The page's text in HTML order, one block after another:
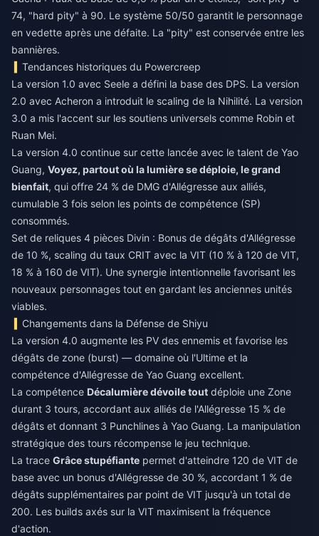
74, "hard pity" à 90. Le système 50/50 garantit le personnage
en vedette après une défaite. La "pity" est conservée entre les
bannières.
Tendances historiques du Powercreep
La version 1.0 avec Seele a défini la base des DPS. La version
2.0 avec Acheron a introduit le scaling de la Nihilité. La version
3.0 a mis l'accent sur les soutiens universels comme Robin et
Ruan Mei.
La version 4.0 continue sur cette lancée avec le talent de Yao
Guang, Voyez, partout où la lumière se déploie, le grand
bienfait, qui offre 24 % de DMG d'Allégresse aux alliés,
cumulable 3 fois selon les points de compétence (SP)
consommés.
Set de reliques 4 pièces Divin : Bonus de dégâts d'Allégresse
de 10 %, scaling du taux CRIT avec la VIT (10 % à 120 de VIT,
18 % à 160 de VIT). Une synergie intentionnelle favorisant les
nouveaux personnages tout en gardant les anciennes unités
viables.
Changements dans la Défense de Shiyu
La version 4.0 augmente les PV des ennemis et favorise les
dégâts de zone (burst) — domaine où l'Ultime et la
compétence d'Allégresse de Yao Guang excellent.
La compétence Décalumière dévoile tout déploie une Zone
durant 3 tours, accordant aux alliés de l'Allégresse 15 % de
dégâts et donnant 3 Punchlines à Yao Guang. La manipulation
stratégique des tours récompense le jeu technique.
La trace Grâce stupéfiante permet d'atteindre 120 de VIT de
base avec un bonus d'Allégresse de 30 %, accordant 1 % de
dégâts supplémentaires par point de VIT jusqu'à un total de
200. Les builds axés sur la VIT maximisent la fréquence
d'action.